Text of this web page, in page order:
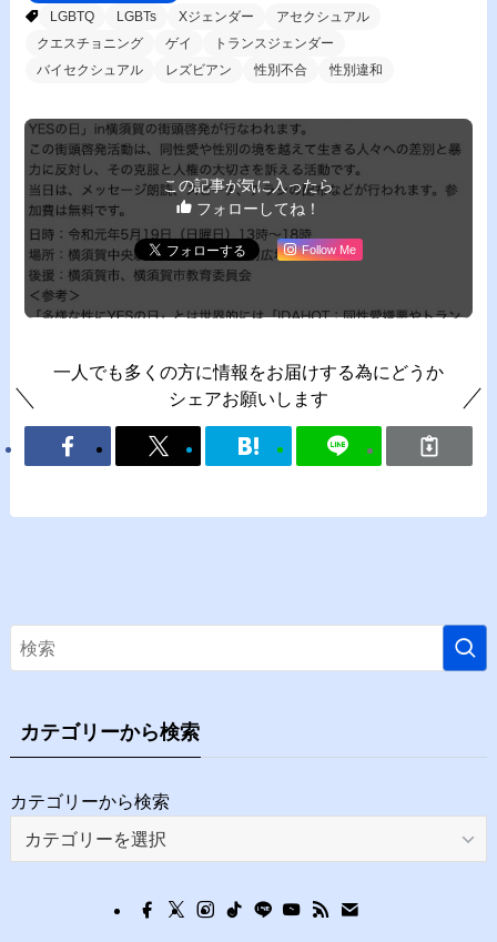
LGBTQ
LGBTs Xジェンダー
アセクシュアル
クエスチョニング
ゲイ
トランスジェンダー
バイセクシュアル
レズビアン 性別不合 性別違和
この記事が気に入ったら
フォローしてね！
Follow Me
一人でも多くの方に情報をお届けする為にどうか
シェアお願いします
カテゴリーから検索
カテゴリーから検索